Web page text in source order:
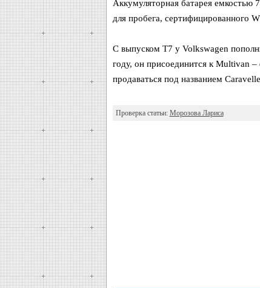
Аккумуляторная батарея емкостью
для пробега, сертифицированного
С выпуском T7 у Volkswagen
году, он присоединится к Multivan
продаваться под названием
Проверка статьи: Морозова Лариса